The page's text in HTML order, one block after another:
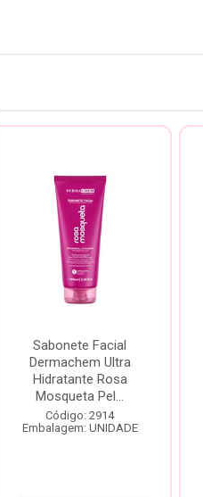
Sabonete Facial
Dermachem Ultra
Hidratante Rosa
Mosqueta Pel...
Código: 2914
Embalagem: UNIDADE